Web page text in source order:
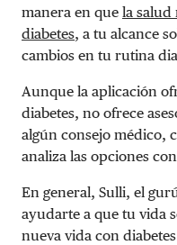
manera en que la salud
diabetes, a tu alcance
cambios en tu rutina
Aunque la aplicación
diabetes, no ofrece
algún consejo médico,
analiza las opciones
En general, Sulli, el
ayudarte a que tu vida
nueva vida con